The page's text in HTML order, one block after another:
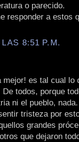
o parecido.
responder a estos
8:51 P.M.
es tal cual lo
todos, porque
ni el pueblo,
tristeza por
grandes
que dejaron